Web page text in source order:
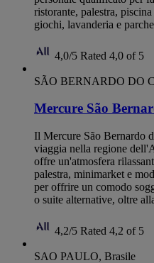
ristorante, palestra,
giochi, lavanderia e
4,0/5 Rated 4,0 of 5
SÃO BERNARDO DO
Mercure São
Il Mercure São Bernardo
viaggia nella regione
offre un'atmosfera
palestra, minimarket e
per offrire un comodo
o suite alternative, oltre
4,2/5 Rated 4,2 of 5
SAO PAULO, Brasile